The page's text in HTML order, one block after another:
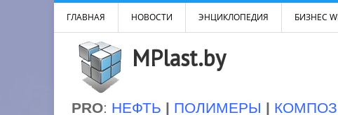
ГЛАВНАЯ НОВОСТИ ЭНЦИКЛОПЕДИЯ БИЗНЕС
MPlast.by
PRO: НЕФТЬ | ПОЛИМЕРЫ |